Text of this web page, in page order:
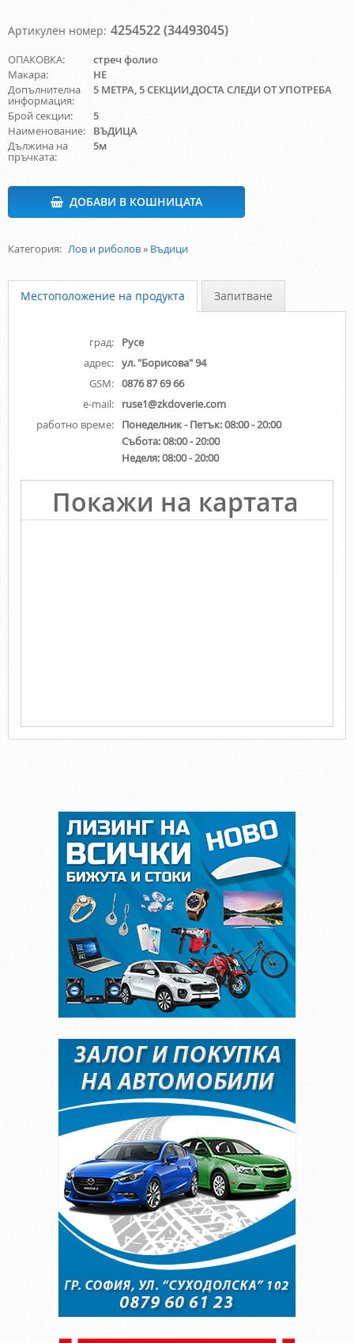
Артикулен номер: 4254522 (34493045)
ОПАКОВКА:
стреч фолио
Макара:
НЕ
Допълнителна
информация:
5 МЕТРА, 5 СЕКЦИИ,ДОСТА СЛЕДИ ОТ УПОТРЕБА
Брой секции:
5
Наименование:
ВЪДИЦА
Дължина на
пръчката:
5м
ДОБАВИ В КОШНИЦАТА
Категория: Лов и риболов» Въдици
Местоположение на продукта Запитване
град:
Русе
адрес: ул. "Борисова" 94
GSM: 0876 87 69 66
e-mail:
ruse1@zkdoverie.com
работно време:
Понеделник - Петък:08:00 - 20:00
Събота:08:00 - 20:00
Неделя:08:00 - 20:00
Покажи на картата